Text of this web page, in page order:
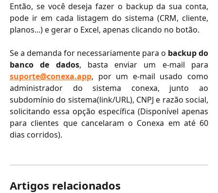
Então, se você deseja fazer o backup da sua conta,
pode ir em cada listagem do sistema (CRM, cliente,
planos...) e gerar o Excel, apenas clicando no botão.
Se a demanda for necessariamente para o backup do
banco de dados, basta enviar um e-mail para
suporte@conexa.app, por um e-mail usado como
administrador do sistema conexa, junto ao
subdomínio do sistema(link/URL), CNPJ e razão social,
solicitando essa opção específica (Disponível apenas
para clientes que cancelaram o Conexa em até 60
dias corridos).
Artigos relacionados